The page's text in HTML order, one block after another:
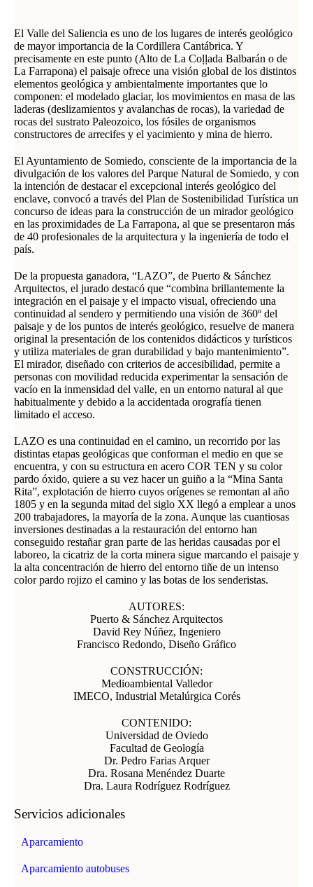
El Valle del Saliencia es uno de los lugares de interés geológico
de mayor importancia de la Cordillera Cantábrica. Y
precisamente en este punto (Alto de La Coḷḷada Balbarán o de
La Farrapona) el paisaje ofrece una visión global de los distintos
elementos geológica y ambientalmente importantes que lo
componen: el modelado glaciar, los movimientos en masa de las
laderas (deslizamientos y avalanchas de rocas), la variedad de
rocas del sustrato Paleozoico, los fósiles de organismos
constructores de arrecifes y el yacimiento y mina de hierro.
El Ayuntamiento de Somiedo, consciente de la importancia de la
divulgación de los valores del Parque Natural de Somiedo, y con
la intención de destacar el excepcional interés geológico del
enclave, convocó a través del Plan de Sostenibilidad Turística un
concurso de ideas para la construcción de un mirador geológico
en las proximidades de La Farrapona, al que se presentaron más
de 40 profesionales de la arquitectura y la ingeniería de todo el
país.
De la propuesta ganadora, “LAZO”, de Puerto & Sánchez
Arquitectos, el jurado destacó que “combina brillantemente la
integración en el paisaje y el impacto visual, ofreciendo una
continuidad al sendero y permitiendo una visión de 360º del
paisaje y de los puntos de interés geológico, resuelve de manera
original la presentación de los contenidos didácticos y turísticos
y utiliza materiales de gran durabilidad y bajo mantenimiento”.
El mirador, diseñado con criterios de accesibilidad, permite a
personas con movilidad reducida experimentar la sensación de
vacío en la inmensidad del valle, en un entorno natural al que
habitualmente y debido a la accidentada orografía tienen
limitado el acceso.
LAZO es una continuidad en el camino, un recorrido por las
distintas etapas geológicas que conforman el medio en que se
encuentra, y con su estructura en acero COR TEN y su color
pardo óxido, quiere a su vez hacer un guiño a la “Mina Santa
Rita”, explotación de hierro cuyos orígenes se remontan al año
1805 y en la segunda mitad del siglo XX llegó a emplear a unos
200 trabajadores, la mayoría de la zona. Aunque las cuantiosas
inversiones destinadas a la restauración del entorno han
conseguido restañar gran parte de las heridas causadas por el
laboreo, la cicatriz de la corta minera sigue marcando el paisaje y
la alta concentración de hierro del entorno tiñe de un intenso
color pardo rojizo el camino y las botas de los senderistas.
AUTORES:
Puerto & Sánchez Arquitectos
David Rey Núñez, Ingeniero
Francisco Redondo, Diseño Gráfico
CONSTRUCCIÓN:
Medioambiental Valledor
IMECO, Industrial Metalúrgica Corés
CONTENIDO:
Universidad de Oviedo
Facultad de Geología
Dr. Pedro Farias Arquer
Dra. Rosana Menéndez Duarte
Dra. Laura Rodríguez Rodríguez
Servicios adicionales
Aparcamiento
Aparcamiento autobuses